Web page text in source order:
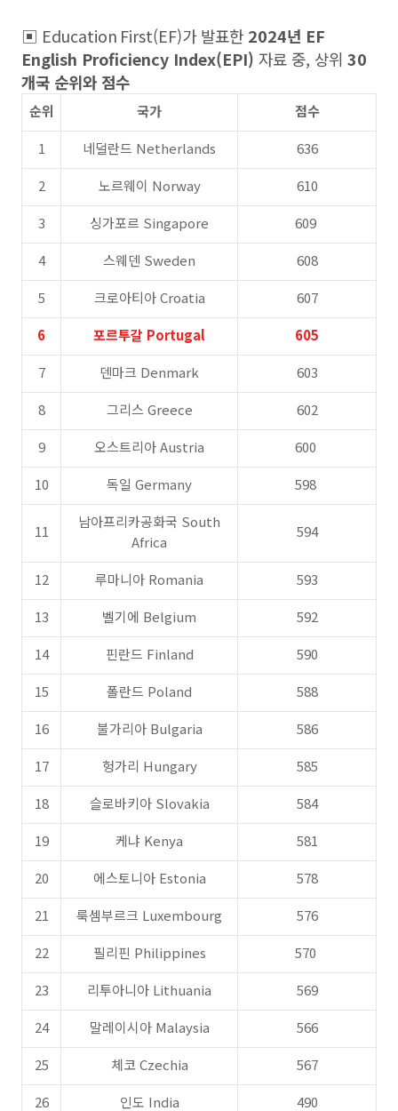
▣ Education First(EF)가 발표한 2024년 EF
English Proficiency Index(EPI) 자료 중, 상위 30
개국 순위와 점수
순위 국가
점수
1
네덜란드 Netherlands
636
2
노르웨이 Norway
610
3
싱가포르 Singapore
609
4
스웨덴 Sweden
608
5
크로아티아 Croatia
607
6
포르투갈 Portugal
605
7
덴마크 Denmark
603
8
그리스 Greece
602
9
오스트리아 Austria
600
10
독일 Germany 598
11
남아프리카공화국 South
Africa
594
12 루마니아 Romania
593
13
벨기에 Belgium
592
14
핀란드 Finland
590
15
폴란드 Poland
588
16
불가리아 Bulgaria
586
17
헝가리 Hungary
585
18
슬로바키아 Slovakia
584
19
케냐 Kenya
581
20
에스토니아 Estonia
578
21
룩셈부르크 Luxembourg
576
22
필리핀 Philippines
570
23
리투아니아 Lithuania
569
24
말레이시아 Malaysia
566
25
체코 Czechia
567
26
인도 India 490